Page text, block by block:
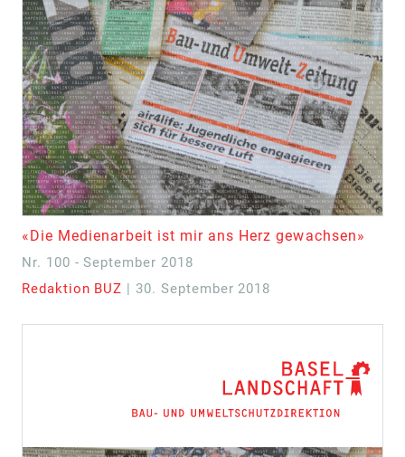
«Die Medienarbeit ist mir ans Herz gewachsen»
Nr. 100 - September 2018
Redaktion BUZ | 30. September 2018